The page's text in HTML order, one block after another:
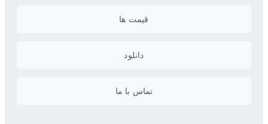
قیمت ها
دانلود
تماس با ما